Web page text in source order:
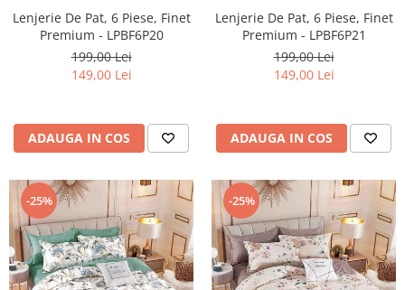
Lenjerie De Pat, 6 Piese, Finet
Premium - LPBF6P20
199,00 Lei
149,00 Lei
ADAUGA IN COS
Lenjerie De Pat, 6 Piese, Finet
Premium - LPBF6P21
199,00 Lei
149,00 Lei
ADAUGA IN COS
-25% -25%